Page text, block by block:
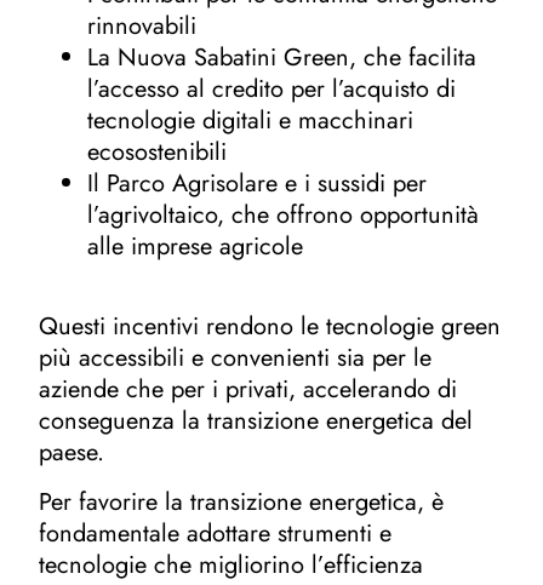
rinnovabili
La Nuova Sabatini Green, che facilita
l’accesso al credito per l’acquisto di
tecnologie digitali e macchinari
ecosostenibili
Il Parco Agrisolare e i sussidi per
l’agrivoltaico, che offrono opportunità
alle imprese agricole
Questi incentivi rendono le tecnologie green
più accessibili e convenienti sia per le
aziende che per i privati, accelerando di
conseguenza la transizione energetica del
paese.
Per favorire la transizione energetica, è
fondamentale adottare strumenti e
tecnologie che migliorino l’efficienza